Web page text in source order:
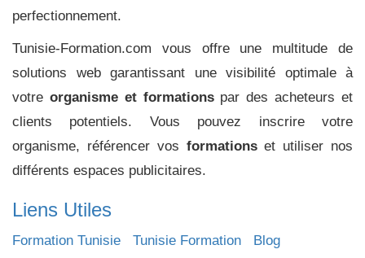
perfectionnement.
Tunisie-Formation.com vous offre une multitude de
solutions web garantissant une visibilité optimale à
votre organisme et formationspar des acheteurs et
clients potentiels. Vous pouvez inscrire votre
organisme, référencer vos formationset utiliser nos
différents espaces publicitaires.
Liens Utiles
Formation Tunisie Tunisie Formation
Blog